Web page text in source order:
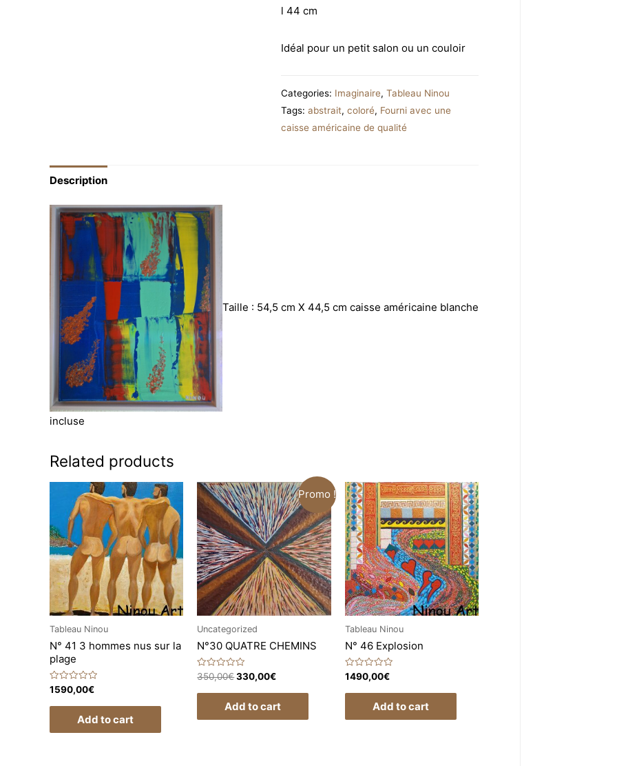
l 44 cm
Idéal pour un petit salon ou un couloir
Categories: Imaginaire,Tableau Ninou
Tags:abstrait,coloré, Fourni avec une
caisse américaine de qualité
Description
Taille : 54,5 cm X 44,5 cm caisse américaine blanche
incluse
Related products
Tableau Ninou
N° 41 3 hommes nus sur la
plage
Rated
out
1590,00€
Add to cart
Promo !
Uncategorized
N°30 QUATRE CHEMINS
Rated
out
350,00€330,00€
Add to cart
Tableau Ninou
N° 46 Explosion
Rated
out
1490,00€
Add to cart